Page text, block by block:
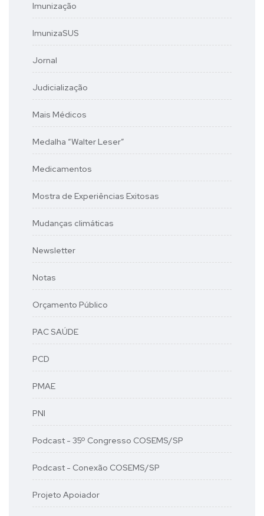
Imunização
ImunizaSUS
Jornal
Judicialização
Mais Médicos
Medalha “Walter Leser”
Medicamentos
Mostra de Experiências Exitosas
Mudanças climáticas
Newsletter
Notas
Orçamento Público
PAC SAÚDE
PCD
PMAE
PNI
Podcast - 35º Congresso COSEMS/SP
Podcast - Conexão COSEMS/SP
Projeto Apoiador